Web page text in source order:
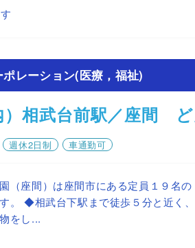
レーション(医療，福祉)
）相武台前駅／座間
週休2日制 車通勤可
（座間）は座間市にある定員１９名の
。 ◆相武台下駅まで徒歩５分と近く、
をし...